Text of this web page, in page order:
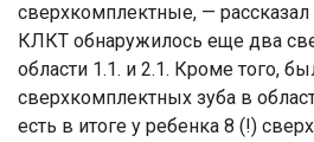
сверхкомплектные, —
КЛКТ обнаружилось еще два
области 1.1. и 2.1. Кроме того,
сверхкомплектных зуба в
есть в итоге у ребенка 8 (!)